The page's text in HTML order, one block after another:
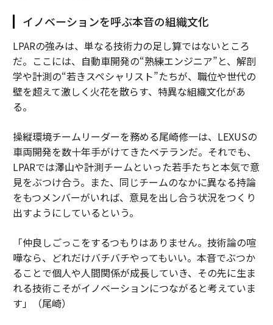
イノベーションを呼ぶ本音の組織文化
LPARの強みは、単なる技術力の足し算ではないところ
だ。ここには、自動車開発の“熟練エンジニア”と、解剖
学や計測の“若きスペシャリスト”たちが、職位や世代の
壁を超えて激しく火花を散らす、特異な組織文化があ
る。
操縦環境チームリーダーを務める尾崎修一は、LEXUSの
車両開発を数十年手がけてきたベテランだ。それでも、
LPARでは澤山や計測チームといった若手たちと本気で意
見をぶつけ合う。また、同じチームのなかに異なる持論
をもつメンバーがいれば、意見を出し合う状況をつくり
出すようにしているという。
「仲良しごっこをするつもりはありません。技術論の喧
嘩なら、どれだけバチバチやってもいい。本音でぶつか
ることで個人や人間関係が成長していき、その先に生ま
れる技術こそがイノベーションにつながると考えていま
す」（尾崎）